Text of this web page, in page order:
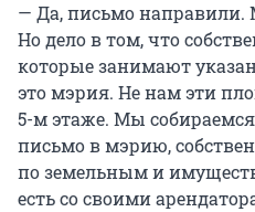
— Да, письмо направили.
Но дело в том, что
которые занимают
это мэрия. Не нам эти
5-м этаже. Мы
письмо в мэрию,
по земельным и
есть со своими